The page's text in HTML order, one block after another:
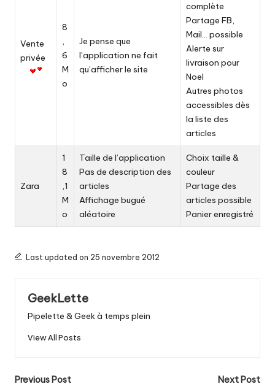
Vente
privée
8
,
6
M
o
Je pense que
l’application ne fait
qu’afficher le site
complète
Partage FB,
Mail… possible
Alerte sur
livraison pour
Noel
Autres photos
accessibles dès
la liste des
articles
Zara
1
8
,1
M
o
Taille de l’application
Pas de description des
articles
Affichage bugué
aléatoire
Choix taille &
couleur
Partage des
articles possible
Panier enregistré
Last updated on 25 novembre 2012
GeekLette
Pipelette & Geek à temps plein
View All Posts
Previous Post
Next Post